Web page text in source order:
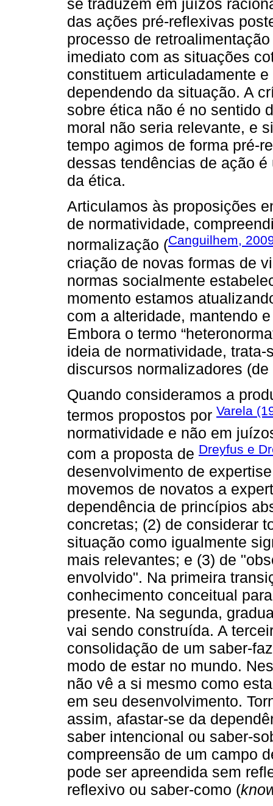
se traduzem em juízos
das ações pré-reflexivas
processo de
imediato com as situações
constituem articuladamente
dependendo da situação. A
sobre ética não é no sentido
moral não seria relevante, e
tempo agimos de forma pré-
dessas tendências de ação
da ética.
Articulamos às proposições
de normatividade,
normalização (Canguilhem,
criação de novas formas de
normas socialmente
momento estamos
com a alteridade, mantendo
Embora o termo
ideia de normatividade,
discursos normalizadores
Quando consideramos a
termos propostos por Varela
normatividade e não em
com a proposta de Dreyfus e
desenvolvimento de
movemos de novatos a
dependência de princípios
concretas; (2) de considerar
situação como igualmente
mais relevantes; e (3) de
envolvido". Na primeira
conhecimento conceitual
presente. Na segunda,
vai sendo construída. A
consolidação de um saber-
modo de estar no mundo.
não vê a si mesmo como
em seu desenvolvimento.
assim, afastar-se da
saber intencional ou saber-
compreensão de um campo
pode ser apreendida sem
reflexivo ou saber-como (